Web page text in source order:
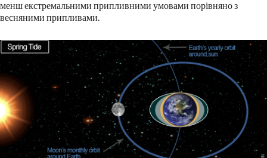
менш екстремальними припливними умовами порівняно з
весняними припливами.